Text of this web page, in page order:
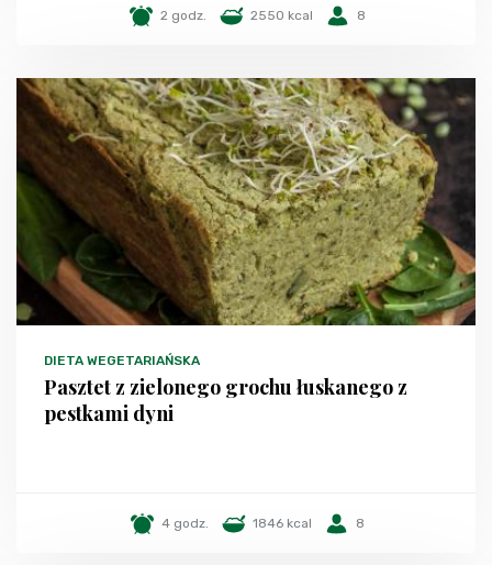
2 godz. 2550 kcal 8
DIETA WEGETARIAŃSKA
Pasztet z zielonego grochu łuskanego z
pestkami dyni
4 godz. 1846 kcal 8